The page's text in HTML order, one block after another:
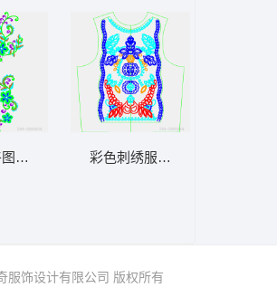
案装饰 彩色刺绣服装设计图
饰设计有限公司 版权所有